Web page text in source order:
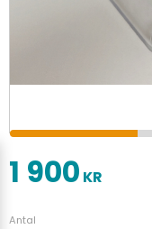
1 900 KR
Antal